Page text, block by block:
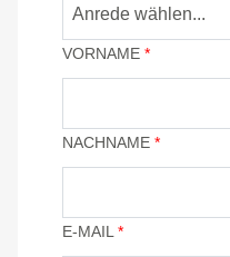
Anrede wählen...
VORNAME *
NACHNAME *
E-MAIL *